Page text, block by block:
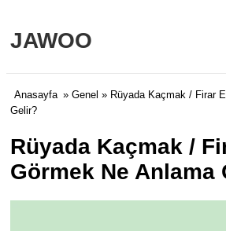
JAWOO
Anasayfa » Genel » Rüyada Kaçmak / Firar
Gelir?
Rüyada Kaçmak /
Görmek Ne Anlama